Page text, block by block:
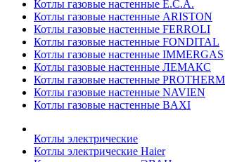
Котлы газовые настенные E.C.A.
Котлы газовые настенные ARISTON
Котлы газовые настенные FERROLI
Котлы газовые настенные FONDITAL
Котлы газовые настенные IMMERGAS
Котлы газовые настенные ЛЕМАКС
Котлы газовые настенные PROTHERM
Котлы газовые настенные NAVIEN
Котлы газовые настенные BAXI
Котлы электрические
Котлы электрические Haier